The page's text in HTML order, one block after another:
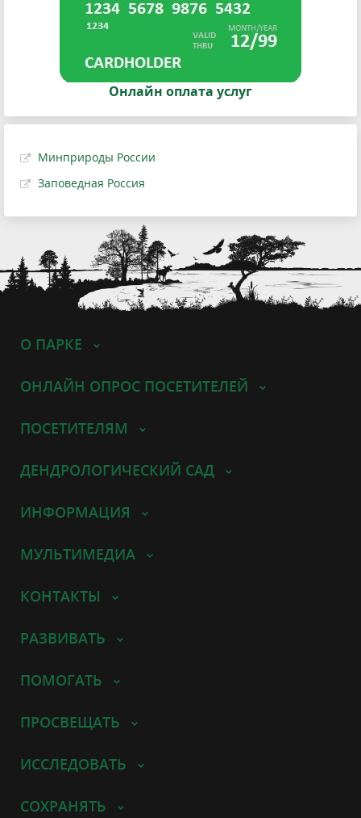
Онлайн оплата услуг
Минприроды России
Заповедная Россия
О ПАРКЕ
ОНЛАЙН ОПРОС ПОСЕТИТЕЛЕЙ
ПОСЕТИТЕЛЯМ
ДЕНДРОЛОГИЧЕСКИЙ САД
ИНФОРМАЦИЯ
МУЛЬТИМЕДИА
КОНТАКТЫ
РАЗВИВАТЬ
ПОМОГАТЬ
ПРОСВЕЩАТЬ
ИССЛЕДОВАТЬ
СОХРАНЯТЬ